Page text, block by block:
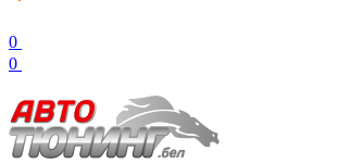
0
0